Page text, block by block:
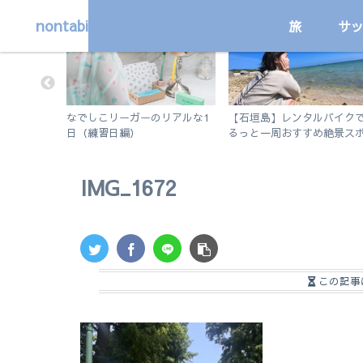
nontabi 旅 サ
サッカー
なでしこリーガーのリアルな1
日（練習日編）
【石垣島】レンタルバイク
るっと一周おすすめ絶景ス
IMG_1672
この記事